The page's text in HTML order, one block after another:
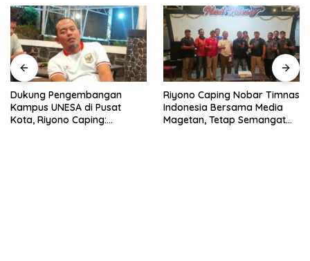
Dukung Pengembangan
Kampus UNESA di Pusat
Kota, Riyono Caping:
Riyono Caping Nobar Timnas
Indonesia Bersama Media
Magetan, Tetap Semangat